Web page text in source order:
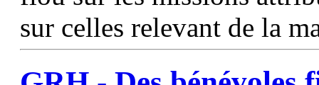
sur celles relevant de la